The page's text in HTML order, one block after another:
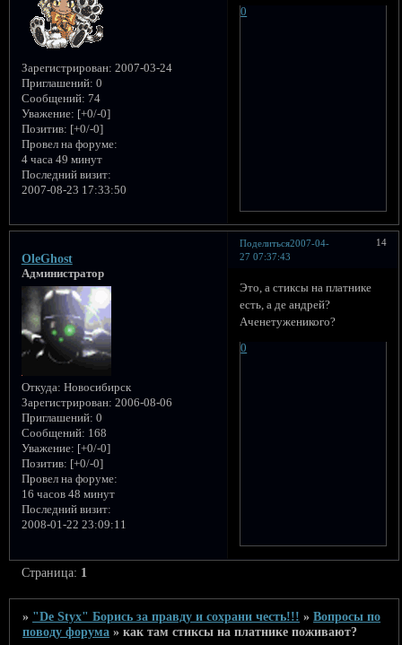
Зарегистрирован: 2007-03-24
Приглашений: 0
Сообщений: 74
Уважение: [+0/-0]
Позитив: [+0/-0]
Провел на форуме:
4 часа 49 минут
Последний визит:
2007-08-23 17:33:50
0
Поделиться 14
2007-04-
27 07:37:43
OleGhost
Администратор
Откуда: Новосибирск
Зарегистрирован: 2006-08-06
Приглашений: 0
Сообщений: 168
Уважение: [+0/-0]
Позитив: [+0/-0]
Провел на форуме:
16 часов 48 минут
Последний визит:
2008-01-22 23:09:11
Это, а стиксы на платнике
есть, а де андрей?
Аченетуженикого?
0
Страница: 1
» "De Styx" Борись за правду и сохрани честь!!! »Вопросы по
поводу форума »как там стиксы на платнике поживают?